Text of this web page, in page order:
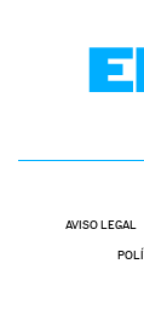
AVISO LEGAL